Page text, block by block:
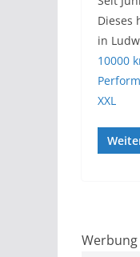
Dieses
in
10000
XXL
Werbung